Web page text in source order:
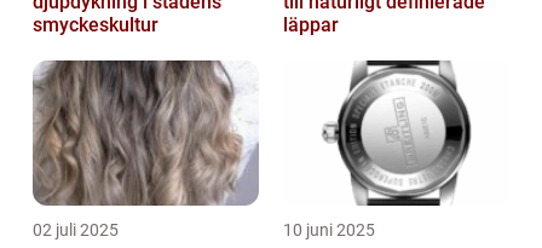
smyckeskultur
läppar
02 juli 2025 10 juni 2025